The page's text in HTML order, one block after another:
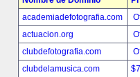
academiadefotografia.com
actuacion.org
clubdefotografia.com
clubdelamusica.com